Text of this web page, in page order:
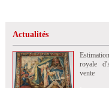
Actualités
royale
vente